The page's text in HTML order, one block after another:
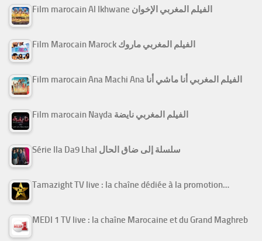
Film marocain Al Ikhwane الفيلم المغربي الإخوان
Film Marocain Marock الفيلم المغربي ماروك
Film marocain Ana Machi Ana الفيلم المغربي أنا ماشي أنا
Film marocain Nayda الفيلم المغربي نايضة
Série Ila Da9 Lhal سلسلة إلى ضاق الحال
Tamazight TV live : la chaîne dédiée à la promotion…
MEDI 1 TV live : la chaîne Marocaine et du Grand Maghreb